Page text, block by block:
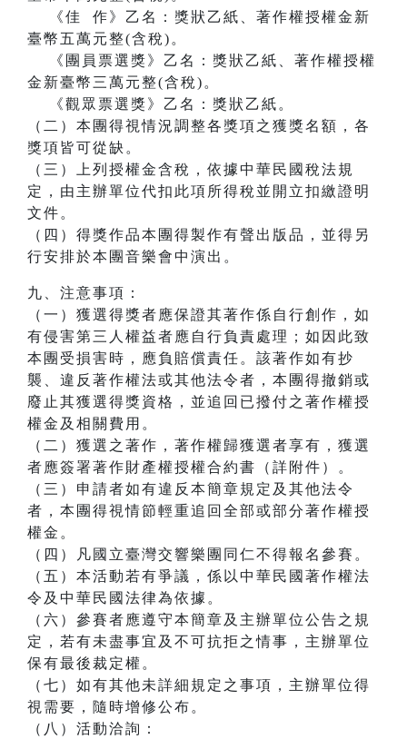
《佳 作》乙名：獎狀乙紙、著作權授權金新
臺幣五萬元整(含稅)。
《團員票選獎》乙名：獎狀乙紙、著作權授權
金新臺幣三萬元整(含稅)。
《觀眾票選獎》乙名：獎狀乙紙。
（二）本團得視情況調整各獎項之獲獎名額，各
獎項皆可從缺。
（三）上列授權金含稅，依據中華民國稅法規
定，由主辦單位代扣此項所得稅並開立扣繳證明
文件。
（四）得獎作品本團得製作有聲出版品，並得另
行安排於本團音樂會中演出。
九、注意事項：
（一）獲選得獎者應保證其著作係自行創作，如
有侵害第三人權益者應自行負責處理；如因此致
本團受損害時，應負賠償責任。該著作如有抄
襲、違反著作權法或其他法令者，本團得撤銷或
廢止其獲選得獎資格，並追回已撥付之著作權授
權金及相關費用。
（二）獲選之著作，著作權歸獲選者享有，獲選
者應簽署著作財產權授權合約書（詳附件）。
（三）申請者如有違反本簡章規定及其他法令
者，本團得視情節輕重追回全部或部分著作權授
權金。
（四）凡國立臺灣交響樂團同仁不得報名參賽。
（五）本活動若有爭議，係以中華民國著作權法
令及中華民國法律為依據。
（六）參賽者應遵守本簡章及主辦單位公告之規
定，若有未盡事宜及不可抗拒之情事，主辦單位
保有最後裁定權。
（七）如有其他未詳細規定之事項，主辦單位得
視需要，隨時增修公布。
（八）活動洽詢：